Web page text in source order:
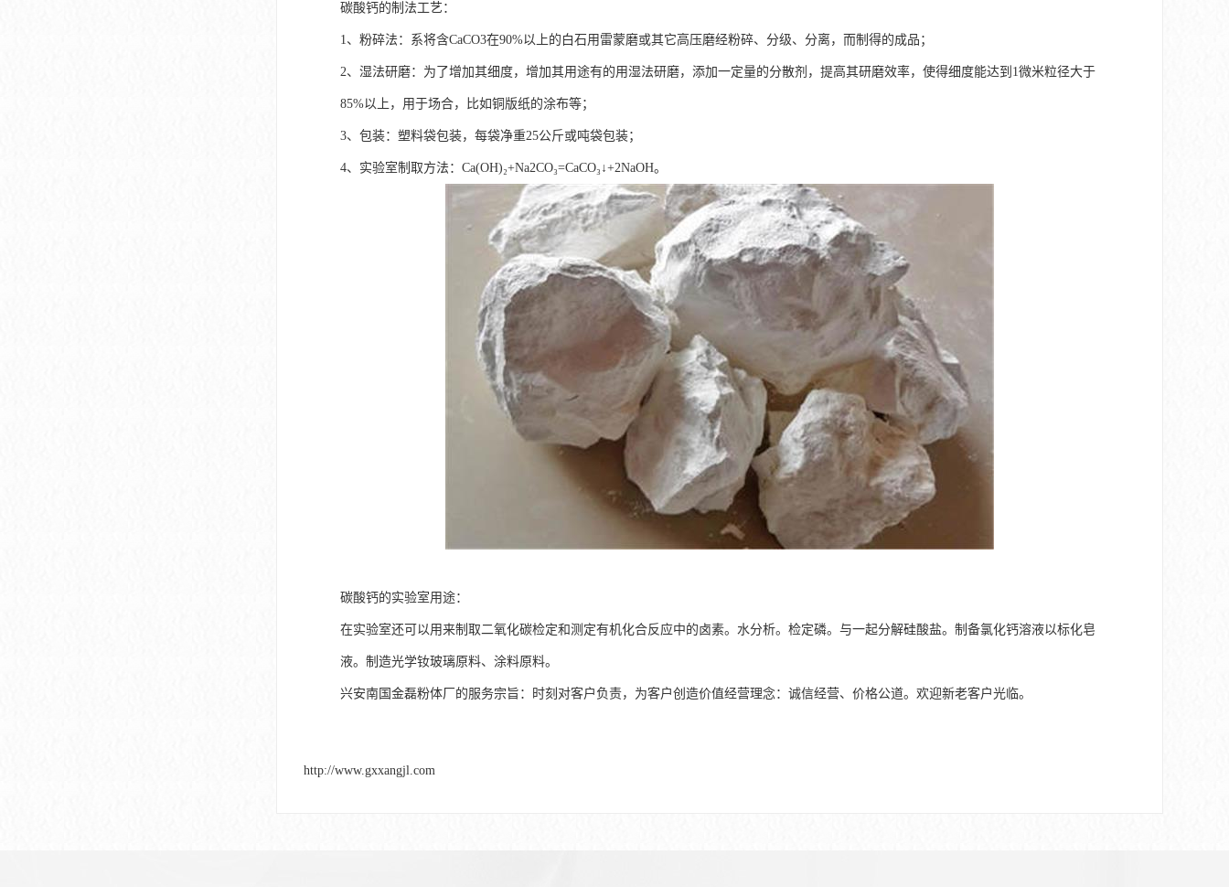
碳酸钙的制法工艺：
1、粉碎法：系将含CaCO3在90%以上的白石用雷蒙磨或其它高压磨经粉碎、分级、分离，而制得的成品；
2、湿法研磨：为了增加其细度，增加其用途有的用湿法研磨，添加一定量的分散剂，提高其研磨效率，使得细度能达到1微米粒径大于
85%以上，用于场合，比如铜版纸的涂布等；
3、包装：塑料袋包装，每袋净重25公斤或吨袋包装；
4、实验室制取方法：Ca(OH)₂+Na2CO₃=CaCO₃↓+2NaOH。
碳酸钙的实验室用途：
在实验室还可以用来制取二氧化碳检定和测定有机化合反应中的卤素。水分析。检定磷。与一起分解硅酸盐。制备氯化钙溶液以标化皂
液。制造光学钕玻璃原料、涂料原料。
兴安南国金磊粉体厂的服务宗旨：时刻对客户负责，为客户创造价值经营理念：诚信经营、价格公道。欢迎新老客户光临。
http://www.gxxangjl.com